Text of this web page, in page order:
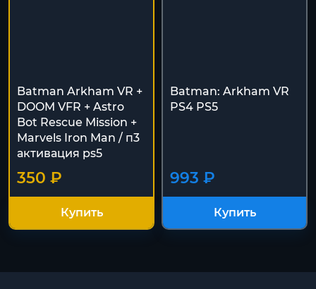
Batman Arkham VR +
DOOM VFR + Astro
Bot Rescue Mission +
Marvels Iron Man / п3
активация ps5
350 ₽
Купить
Batman: Arkham VR
PS4 PS5
993 ₽
Купить